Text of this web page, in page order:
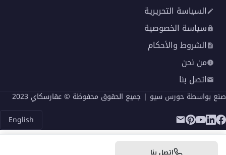
اتصل بنا
السياسة التحريرية
سياسة الخصوصية
الشروط والأحكام
من نحن
اتصل بنا
صنع بواسطة حورس سيو | جميع الحقوق محفوظة © عقارسكاي 2023
English